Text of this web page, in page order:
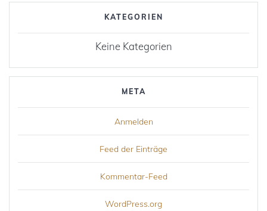
KATEGORIEN
Keine Kategorien
META
Anmelden
Feed der Einträge
Kommentar-Feed
WordPress.org